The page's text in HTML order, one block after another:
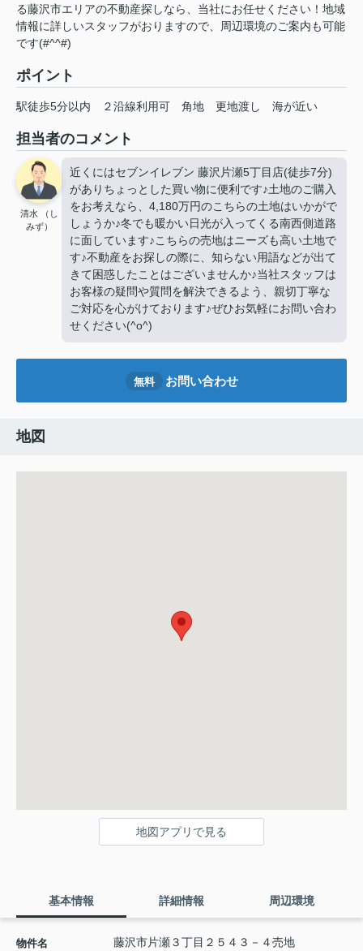
る藤沢市エリアの不動産探しなら、当社にお任せください！地域
情報に詳しいスタッフがおりますので、周辺環境のご案内も可能
です(#^^#)
ポイント
駅徒歩5分以内 ２沿線利用可 角地 更地渡し 海が近い
担当者のコメント
清水 （し
みず）
近くにはセブンイレブン 藤沢片瀬5丁目店(徒歩7分)
がありちょっとした買い物に便利です♪土地のご購入
をお考えなら、4,180万円のこちらの土地はいかがで
しょうか♪冬でも暖かい日光が入ってくる南西側道路
に面しています♪こちらの売地はニーズも高い土地で
す♪不動産をお探しの際に、知らない用語などが出て
きて困惑したことはございませんか♪当社スタッフは
お客様の疑問や質問を解決できるよう、親切丁寧な
ご対応を心がけております♪ぜひお気軽にお問い合わ
せください(^o^)
無料 お問い合わせ
地図
地図アプリで見る
基本情報 詳細情報 周辺環境
物件名 藤沢市片瀬３丁目２５４３－４売地